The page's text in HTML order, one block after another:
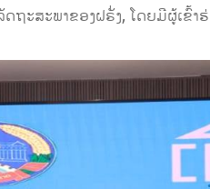
ະສະພາຂອງຝຣັ່ງ, ໂດຍມີຜູ້ເຂົ້າ